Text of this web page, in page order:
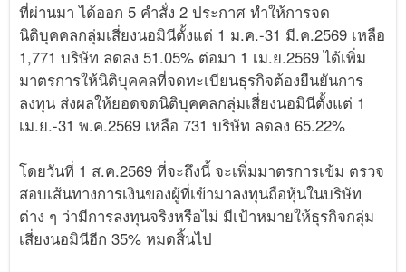
ที่ผ่านมา ได้ออก 5 คำสั่ง 2 ประกาศ ทำให้การจด
นิติบุคคลกลุ่มเสี่ยงนอมินีตั้งแต่ 1 ม.ค.-31 มี.ค.2569 เหลือ
1,771 บริษัท ลดลง 51.05% ต่อมา 1 เม.ย.2569 ได้เพิ่ม
มาตรการให้นิติบุคคลที่จดทะเบียนธุรกิจต้องยืนยันการ
ลงทุน ส่งผลให้ยอดจดนิติบุคคลกลุ่มเสี่ยงนอมินีตั้งแต่ 1
เม.ย.-31 พ.ค.2569 เหลือ 731 บริษัท ลดลง 65.22%
โดยวันที่ 1 ส.ค.2569 ที่จะถึงนี้ จะเพิ่มมาตรการเข้ม ตรวจ
สอบเส้นทางการเงินของผู้ที่เข้ามาลงทุนถือหุ้นในบริษัท
ต่าง ๆ ว่ามีการลงทุนจริงหรือไม่ มีเป้าหมายให้ธุรกิจกลุ่ม
เสี่ยงนอมินีอีก 35% หมดสิ้นไป